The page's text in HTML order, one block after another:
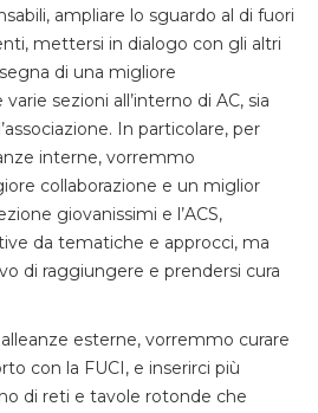
ampliare lo sguardo al di fuori
mettersi in dialogo con gli altri
di una migliore
sezioni all’interno di AC, sia
In particolare, per
interne, vorremmo
collaborazione e un miglior
giovanissimi e l’ACS,
da tematiche e approcci, ma
di raggiungere e prendersi cura
esterne, vorremmo curare
con la FUCI, e inserirci più
di reti e tavole rotonde che